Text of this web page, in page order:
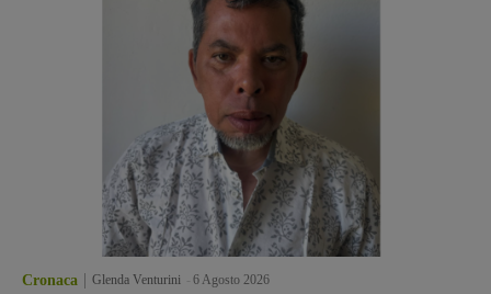
Cronaca Glenda Venturini 6 Agosto 2026